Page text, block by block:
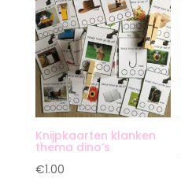
Knijpkaarten klanken
thema dino’s
€1.00